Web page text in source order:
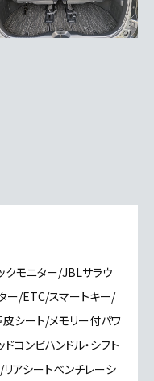
クモニター/JBLサラウ
ー/ETC/スマートキー/
シート/メモリー付パワ
コンビハンドル・シフト
アシートベンチレーシ